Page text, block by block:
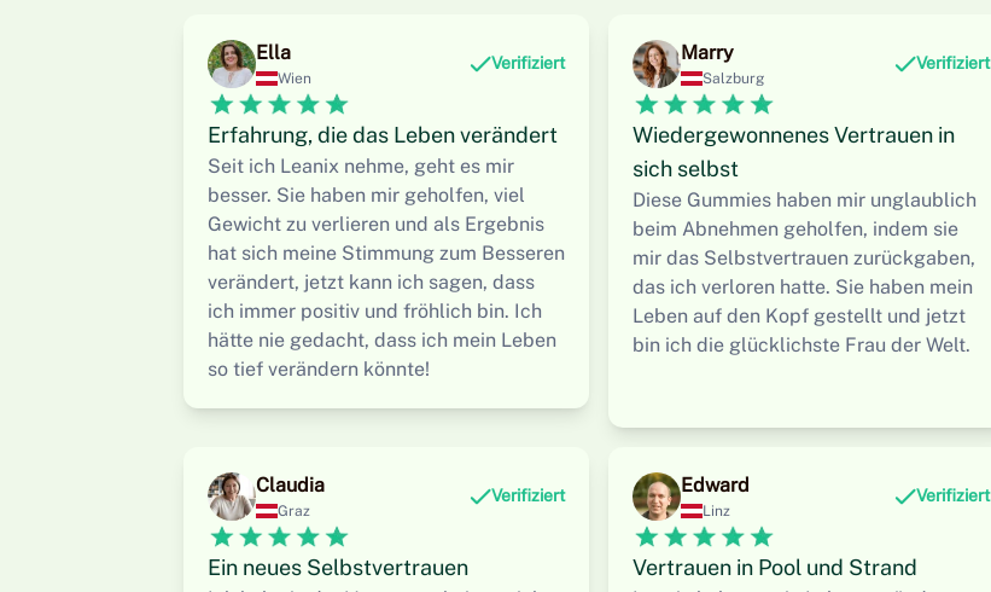
Ella
Wien
Verifiziert
Erfahrung, die das Leben verändert
Seit ich Leanix nehme, geht es mir
besser. Sie haben mir geholfen, viel
Gewicht zu verlieren und als Ergebnis
hat sich meine Stimmung zum Besseren
verändert, jetzt kann ich sagen, dass
ich immer positiv und fröhlich bin. Ich
hätte nie gedacht, dass ich mein Leben
so tief verändern könnte!
Marry
Salzburg
Verifiziert
Wiedergewonnenes Vertrauen in
sich selbst
Diese Gummies haben mir unglaublich
beim Abnehmen geholfen, indem sie
mir das Selbstvertrauen zurückgaben,
das ich verloren hatte. Sie haben mein
Leben auf den Kopf gestellt und jetzt
bin ich die glücklichste Frau der Welt.
Claudia
Graz
Verifiziert
Ein neues Selbstvertrauen
Edward
Linz
Verifiziert
Vertrauen in Pool und Strand